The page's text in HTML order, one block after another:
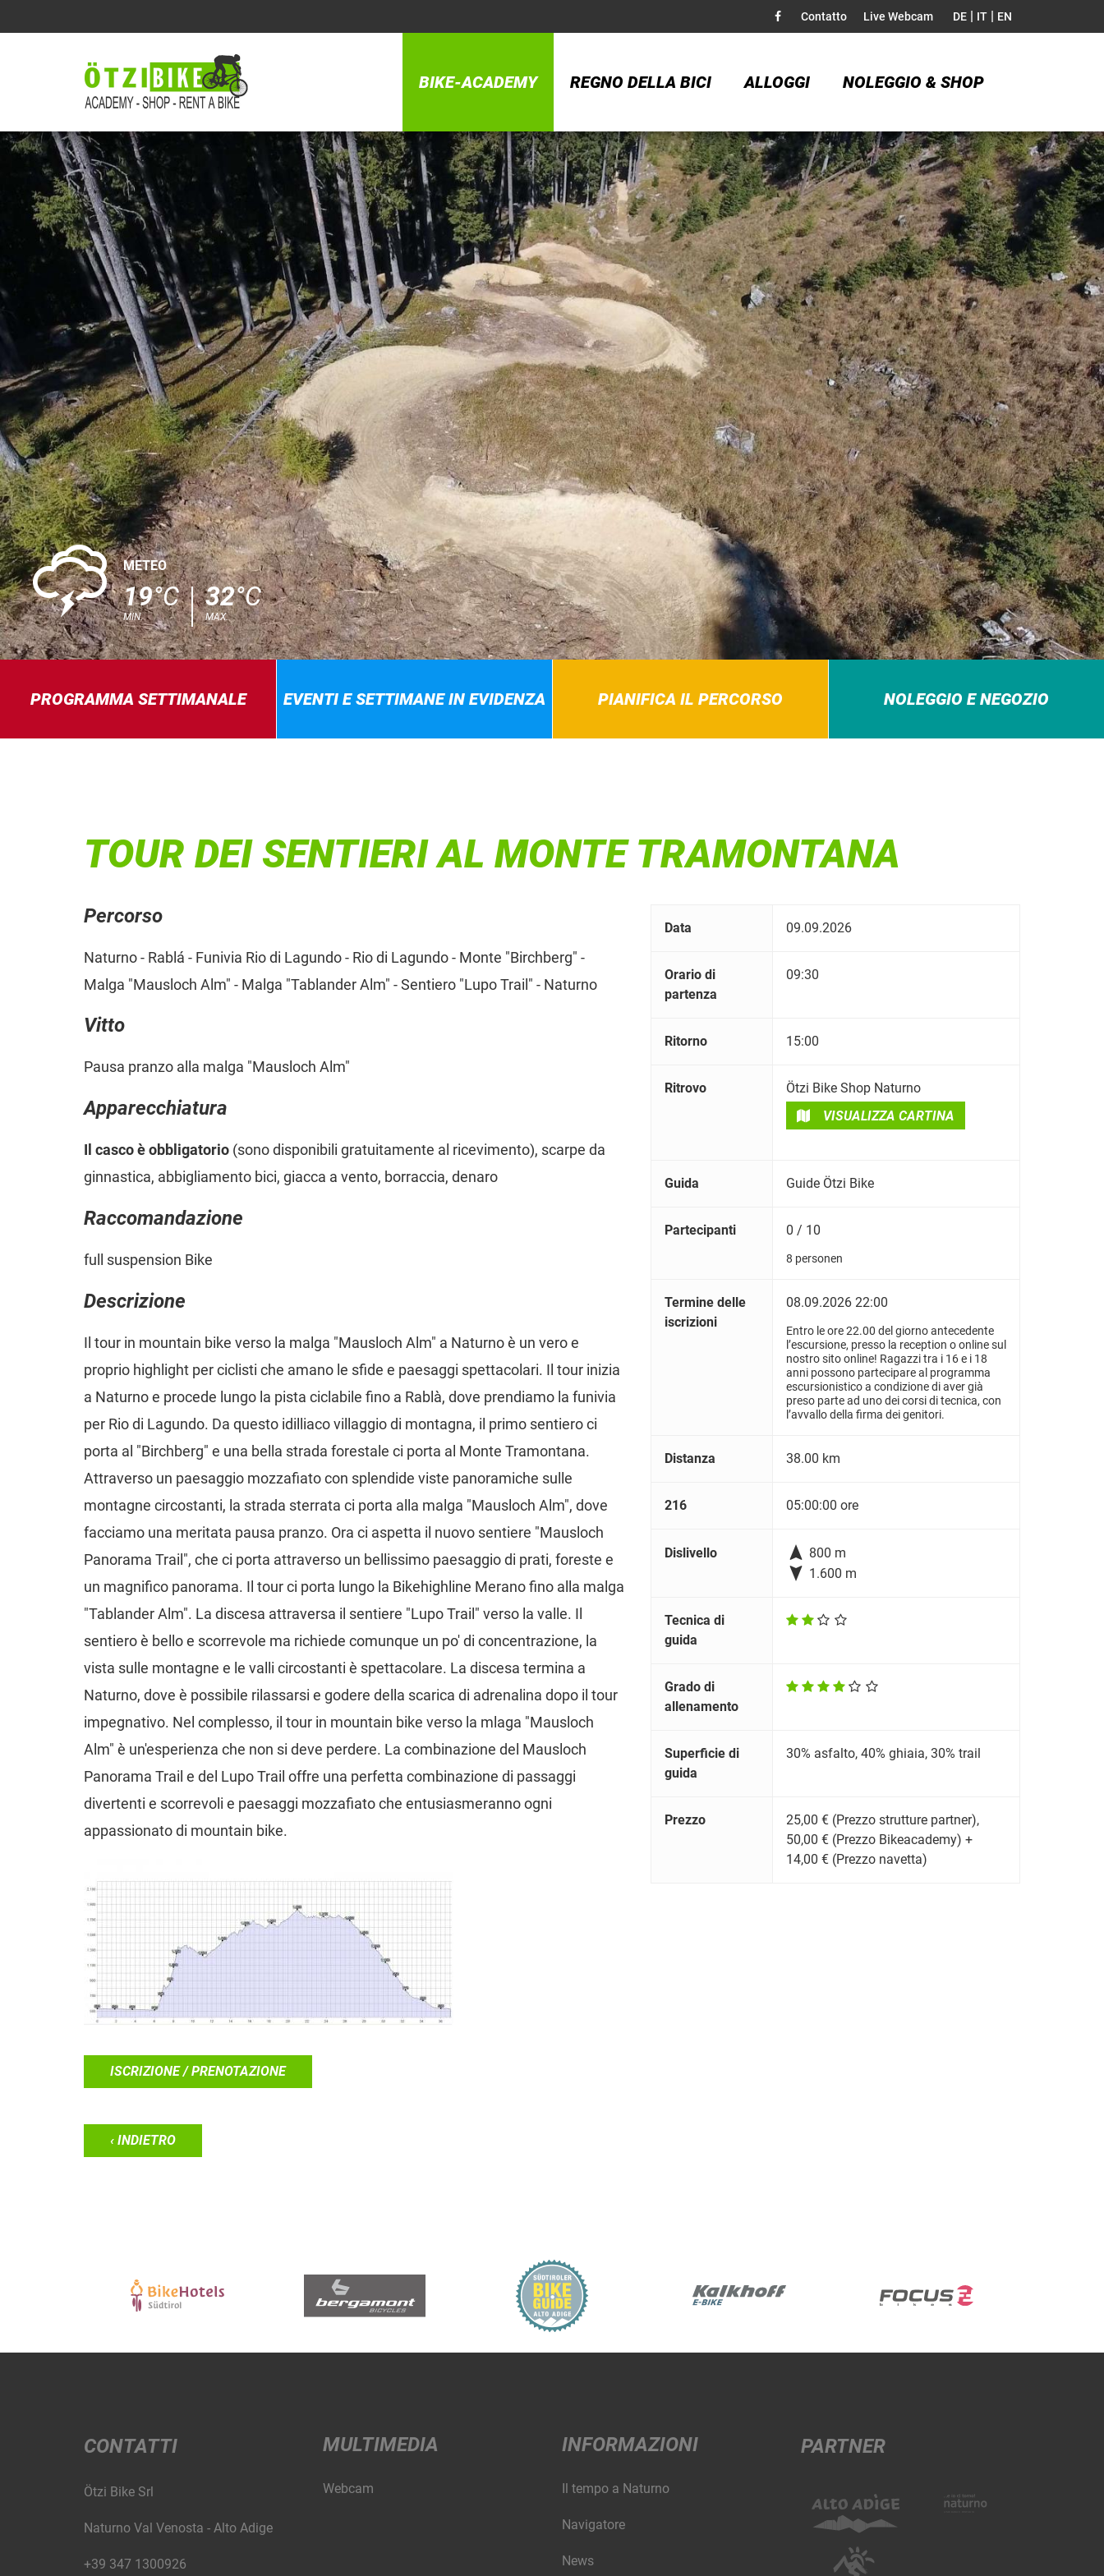
Contatto Live Webcam DE | IT | EN
BIKE-ACADEMY REGNO DELLA BICI ALLOGGI NOLEGGIO & SHOP
0 METEO
19°C
MIN.
32°C
MAX.
PROGRAMMA SETTIMANALE EVENTI E SETTIMANE IN EVIDENZA PIANIFICA IL PERCORSO NOLEGGIO E NEGOZIO
TOUR DEI SENTIERI AL MONTE TRAMONTANA
Data 09.09.2026
Orario di
partenza
09:30
Ritorno 15:00
Ritrovo
Ötzi Bike Shop Naturno
VISUALIZZA CARTINA
Guida Guide Ötzi Bike
Partecipanti 0 / 10
8 personen
Termine delle
iscrizioni
08.09.2026 22:00
Entro le ore 22.00 del giorno antecedente
l’escursione, presso la reception o online sul
nostro sito online! Ragazzi tra i 16 e i 18
anni possono partecipare al programma
escursionistico a condizione di aver già
preso parte ad uno dei corsi di tecnica, con
l’avvallo della firma dei genitori.
Distanza 38.00 km
216 05:00:00 ore
Dislivello  800 m
 1.600 m
Tecnica di
guida
Grado di
allenamento
Superficie di
guida
30% asfalto, 40% ghiaia, 30% trail
Prezzo
25,00 € (Prezzo strutture partner),
50,00 € (Prezzo Bikeacademy) +
14,00 € (Prezzo navetta)
Percorso
Naturno - Rablá - Funivia Rio di Lagundo - Rio di Lagundo - Monte "Birchberg" -
Malga "Mausloch Alm" - Malga "Tablander Alm" - Sentiero "Lupo Trail" - Naturno
Vitto
Pausa pranzo alla malga "Mausloch Alm"
Apparecchiatura
Il casco è obbligatorio (sono disponibili gratuitamente al ricevimento), scarpe da
ginnastica, abbigliamento bici, giacca a vento, borraccia, denaro
Raccomandazione
full suspension Bike
Descrizione
Il tour in mountain bike verso la malga "Mausloch Alm" a Naturno è un vero e
proprio highlight per ciclisti che amano le sfide e paesaggi spettacolari. Il tour inizia
a Naturno e procede lungo la pista ciclabile fino a Rablà, dove prendiamo la funivia
per Rio di Lagundo. Da questo idilliaco villaggio di montagna, il primo sentiero ci
porta al "Birchberg" e una bella strada forestale ci porta al Monte Tramontana.
Attraverso un paesaggio mozzafiato con splendide viste panoramiche sulle
montagne circostanti, la strada sterrata ci porta alla malga "Mausloch Alm", dove
facciamo una meritata pausa pranzo. Ora ci aspetta il nuovo sentiere "Mausloch
Panorama Trail", che ci porta attraverso un bellissimo paesaggio di prati, foreste e
un magnifico panorama. Il tour ci porta lungo la Bikehighline Merano fino alla malga
"Tablander Alm". La discesa attraversa il sentiere "Lupo Trail" verso la valle. Il
sentiero è bello e scorrevole ma richiede comunque un po' di concentrazione, la
vista sulle montagne e le valli circostanti è spettacolare. La discesa termina a
Naturno, dove è possibile rilassarsi e godere della scarica di adrenalina dopo il tour
impegnativo. Nel complesso, il tour in mountain bike verso la mlaga "Mausloch
Alm" è un'esperienza che non si deve perdere. La combinazione del Mausloch
Panorama Trail e del Lupo Trail offre una perfetta combinazione di passaggi
divertenti e scorrevoli e paesaggi mozzafiato che entusiasmeranno ogni
appassionato di mountain bike.
ISCRIZIONE / PRENOTAZIONE
‹ INDIETRO
CONTATTI
Ötzi Bike Srl
Naturno Val Venosta - Alto Adige
+39 347 1300926
MULTIMEDIA
Webcam
INFORMAZIONI
Il tempo a Naturno
Navigatore
News
PARTNER